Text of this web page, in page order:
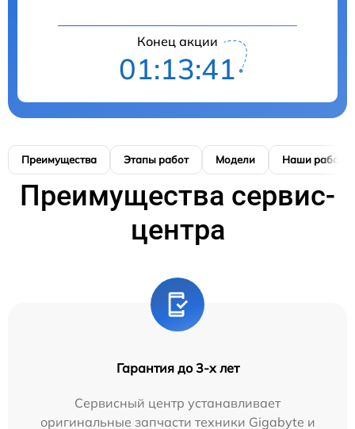
Конец акции
01:13:40
Преимущества Этапы работ Модели Наши работы
Преимущества сервис-
центра
Гарантия до 3-х лет
Сервисный центр устанавливает
оригинальные запчасти техники Gigabyte и